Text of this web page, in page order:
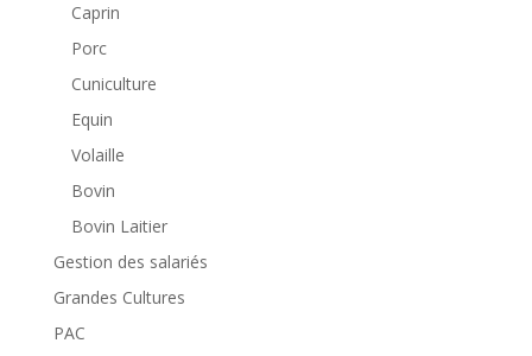
Caprin
Porc
Cuniculture
Equin
Volaille
Bovin
Bovin Laitier
Gestion des salariés
Grandes Cultures
PAC